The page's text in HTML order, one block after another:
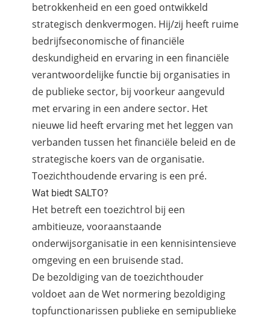
betrokkenheid en een goed ontwikkeld
strategisch denkvermogen. Hij/zij heeft ruime
bedrijfseconomische of financiële
deskundigheid en ervaring in een financiële
verantwoordelijke functie bij organisaties in
de publieke sector, bij voorkeur aangevuld
met ervaring in een andere sector. Het
nieuwe lid heeft ervaring met het leggen van
verbanden tussen het financiële beleid en de
strategische koers van de organisatie.
Toezichthoudende ervaring is een pré.
Wat biedt SALTO?
Het betreft een toezichtrol bij een
ambitieuze, vooraanstaande
onderwijsorganisatie in een kennisintensieve
omgeving en een bruisende stad.
De bezoldiging van de toezichthouder
voldoet aan de Wet normering bezoldiging
topfunctionarissen publieke en semipublieke